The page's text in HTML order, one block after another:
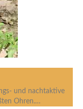
und nachtaktive
Ohren.…